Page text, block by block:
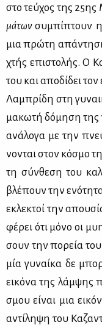
στο τεύ­χος της 25ης
μά­τωνσυ­μπί­πτουν η
μια πρώ­τη
χτής επι­στο­λής. Ο
του και απο­δί­δει
Λα­μπρί­δη στη
μα­κω­τή δό­μη­ση της
ανά­λο­γα με την
νο­νται στον κό­σμο
τη σύν­θε­ση του
βλέ­πουν την
εκλε­κτοί την
φέ­ρει ότι μό­νο οι
σουν την πο­ρεία
μία γυ­ναί­κα δε
ει­κό­να της λάμ­ψης
σμου εί­ναι μια
αντί­λη­ψη του